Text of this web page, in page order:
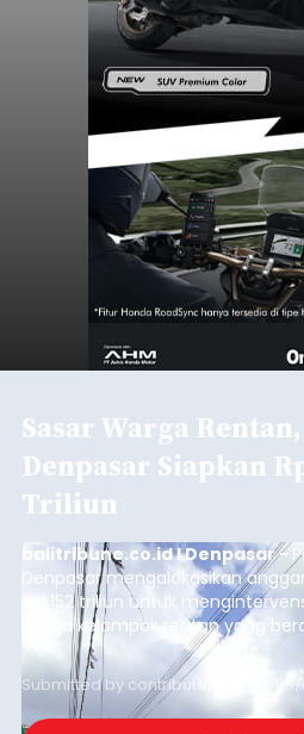
Sasar Warga Rentan,
Denpasar Siapkan
Triliun
balitribune.co.id I Denpasar -
Denpasar mengalokasikan
Rp1,152 triliun untuk
warga kelompok rentan yang
garis kemiskinan. Langkah
guna menjaga masyarakat yang
kelompok desil 5 dan 6 tersebut
merosot ke kategori miskin.
Submitted by contributor Thu,